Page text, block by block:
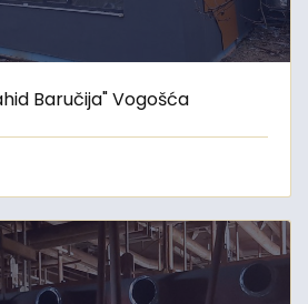
Baručija" Vogošća